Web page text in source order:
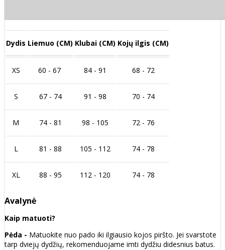
Dydis Liemuo (CM) Klubai (CM) Kojų ilgis (CM)
XS 60 - 67 84 - 91 68 - 72
S 67 - 74 91 - 98 70 - 74
M 74 - 81 98 - 105 72 - 76
L 81 - 88 105 - 112 74 - 78
XL 88 - 95 112 - 120 74 - 78
Avalynė
Kaip matuoti?
Pėda - Matuokite nuo pado iki ilgiausio kojos piršto. Jei svarstote
tarp dviejų dydžių, rekomenduojame imti dydžiu didesnius batus.